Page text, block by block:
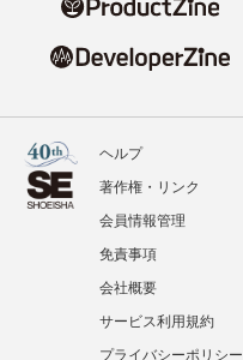
ヘルプ
著作権・リンク
会員情報管理
免責事項
会社概要
サービス利用規約
プライバシーポリシー